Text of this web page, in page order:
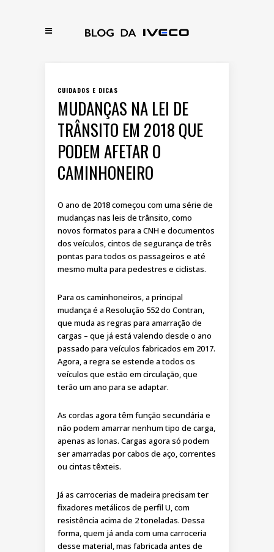
CUIDADOS E DICAS
MUDANÇAS NA LEI DE
TRÂNSITO EM 2018 QUE
PODEM AFETAR O
CAMINHONEIRO
O ano de 2018 começou com uma série de
mudanças nas leis de trânsito, como
novos formatos para a CNH e documentos
dos veículos, cintos de segurança de três
pontas para todos os passageiros e até
mesmo multa para pedestres e ciclistas.
Para os caminhoneiros, a principal
mudança é a Resolução 552 do Contran,
que muda as regras para amarração de
cargas – que já está valendo desde o ano
passado para veículos fabricados em 2017.
Agora, a regra se estende a todos os
veículos que estão em circulação, que
terão um ano para se adaptar.
As cordas agora têm função secundária e
não podem amarrar nenhum tipo de carga,
apenas as lonas. Cargas agora só podem
ser amarradas por cabos de aço, correntes
ou cintas têxteis.
Já as carrocerias de madeira precisam ter
fixadores metálicos de perfil U, com
resistência acima de 2 toneladas. Dessa
forma, quem já anda com uma carroceria
desse material, mas fabricada antes de